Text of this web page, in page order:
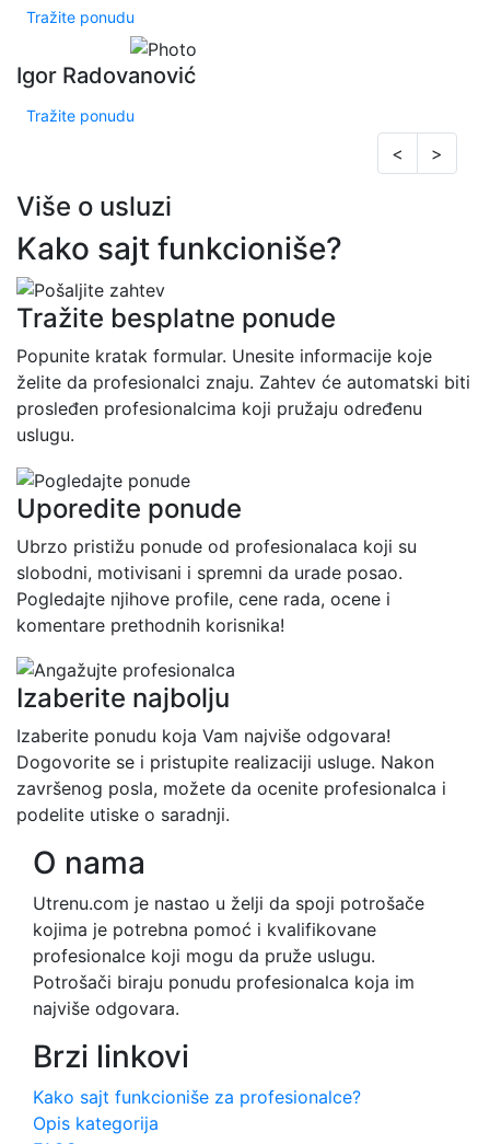
Tražite ponudu
Igor Radovanović
Tražite ponudu
< >
Više o usluzi
Kako sajt funkcioniše?
Tražite besplatne ponude
Popunite kratak formular. Unesite informacije koje
želite da profesionalci znaju. Zahtev će automatski biti
prosleđen profesionalcima koji pružaju određenu
uslugu.
Uporedite ponude
Ubrzo pristižu ponude od profesionalaca koji su
slobodni, motivisani i spremni da urade posao.
Pogledajte njihove profile, cene rada, ocene i
komentare prethodnih korisnika!
Izaberite najbolju
Izaberite ponudu koja Vam najviše odgovara!
Dogovorite se i pristupite realizaciji usluge. Nakon
završenog posla, možete da ocenite profesionalca i
podelite utiske o saradnji.
O nama
Utrenu.com je nastao u želji da spoji potrošače
kojima je potrebna pomoć i kvalifikovane
profesionalce koji mogu da pruže uslugu.
Potrošači biraju ponudu profesionalca koja im
najviše odgovara.
Brzi linkovi
Kako sajt funkcioniše za profesionalce?
Opis kategorija